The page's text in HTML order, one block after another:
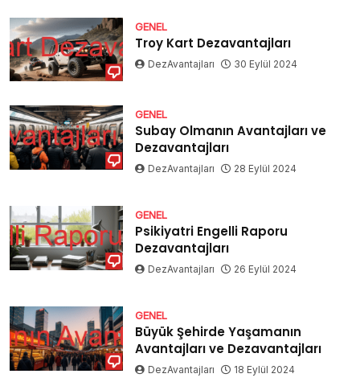
GENEL
Troy Kart Dezavantajları
DezAvantajları 30 Eylül 2024
GENEL
Subay Olmanın Avantajları ve
Dezavantajları
DezAvantajları 28 Eylül 2024
GENEL
Psikiyatri Engelli Raporu
Dezavantajları
DezAvantajları 26 Eylül 2024
GENEL
Büyük Şehirde Yaşamanın
Avantajları ve Dezavantajları
DezAvantajları 18 Eylül 2024